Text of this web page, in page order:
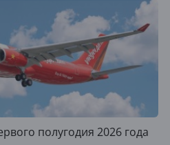
полугодия 2026 года